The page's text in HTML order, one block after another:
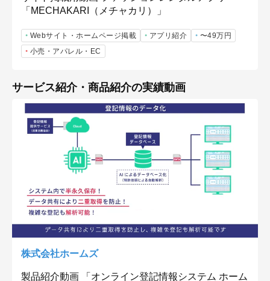
「MECHAKARI（メチャカリ）」
Webサイト・ホームページ掲載 アプリ紹介
〜49万円
小売・アパレル・EC
サービス紹介・商品紹介の実績動画
株式会社ホームズ
製品紹介動画 「オンライン登記情報システム ホーム